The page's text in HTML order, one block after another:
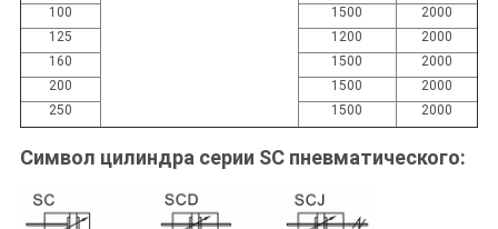
100
1500
2000
125
1200
2000
160
1500
2000
200
1500
2000
250
1500 2000
Символ цилиндра серии SC пневматического: